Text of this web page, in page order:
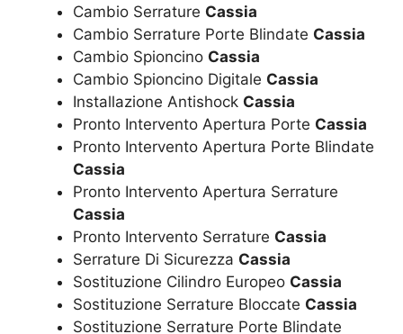
Cambio Serrature Cassia
Cambio Serrature Porte Blindate Cassia
Cambio Spioncino Cassia
Cambio Spioncino Digitale Cassia
Installazione Antishock Cassia
Pronto Intervento Apertura Porte Cassia
Pronto Intervento Apertura Porte Blindate
Cassia
Pronto Intervento Apertura Serrature
Cassia
Pronto Intervento Serrature Cassia
Serrature Di Sicurezza Cassia
Sostituzione Cilindro Europeo Cassia
Sostituzione Serrature Bloccate Cassia
Sostituzione Serrature Porte Blindate